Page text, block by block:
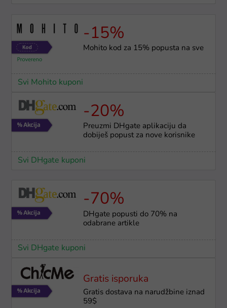
-15%
Mohito kod za 15% popusta na sve
Svi Mohito kuponi
-20%
Preuzmi DHgate aplikaciju da
dobiješ popust za nove korisnike
Svi DHgate kuponi
-70%
DHgate popusti do 70% na
odabrane artikle
Svi DHgate kuponi
Gratis isporuka
Gratis dostava na narudžbine iznad
59$